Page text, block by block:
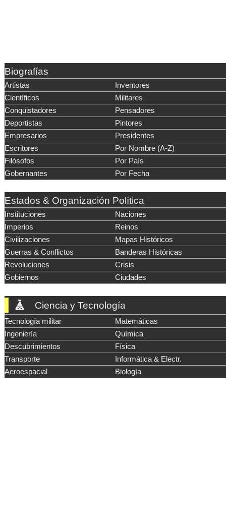
Biografías
Artistas
Inventores
Científicos
Militares
Conquistadores
Pensadores
Deportistas
Pintores
Empresarios
Presidentes
Escritores
Por Nombre (A-Z)
Filósofos
Por País
Gobernantes
Por Fecha
Estados & Organización Política
Instituciones
Naciones
Imperios
Reinos
Civilizaciones
Mapas Históricos
Guerras & Conflictos
Banderas Históricas
Revoluciones
Crisis
Gobiernos
Ciudades
Ciencia y Tecnología
Tecnología militar
Matemáticas
Ingeniería
Química
Descubrimientos
Física
Transporte
Informática & Electr.
Aeroespacial
Biología